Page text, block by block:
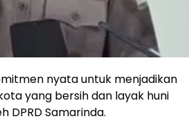
nyata untuk menjadikan
yang bersih dan layak huni
DPRD Samarinda.